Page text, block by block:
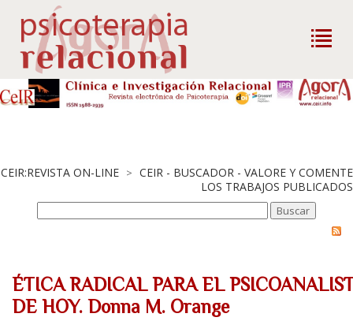
CEIR:REVISTA ON-LINE > CEIR - BUSCADOR - VALORE Y COMENTE
LOS TRABAJOS PUBLICADOS
ÉTICA RADICAL PARA EL
DE HOY. Donna M. Orange